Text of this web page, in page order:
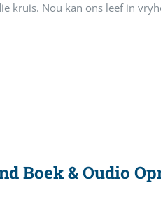
kruis. Nou kan ons leef in
Boek & Oudio